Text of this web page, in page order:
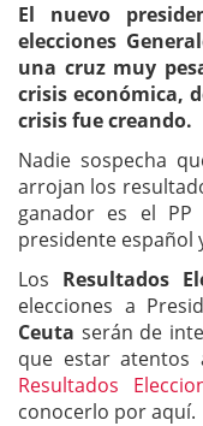
El nuevo
elecciones
una cruz muy
crisis económica,
crisis fue creando.
Nadie sospecha
arrojan los
ganador es el PP
presidente español
Los Resultados
elecciones a
Ceuta serán de
que estar atentos
Resultados
conocerlo por aquí.